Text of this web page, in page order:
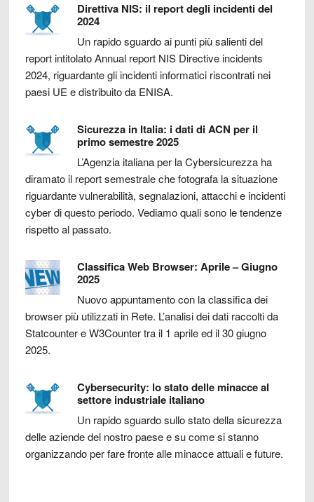
Direttiva NIS: il report degli incidenti del
2024
Un rapido sguardo ai punti più salienti del
report intitolato Annual report NIS Directive incidents
2024, riguardante gli incidenti informatici riscontrati nei
paesi UE e distribuito da ENISA.
Sicurezza in Italia: i dati di ACN per il
primo semestre 2025
L’Agenzia italiana per la Cybersicurezza ha
diramato il report semestrale che fotografa la situazione
riguardante vulnerabilità, segnalazioni, attacchi e incidenti
cyber di questo periodo. Vediamo quali sono le tendenze
rispetto al passato.
Classifica Web Browser: Aprile – Giugno
2025
Nuovo appuntamento con la classifica dei
browser più utilizzati in Rete. L’analisi dei dati raccolti da
Statcounter e W3Counter tra il 1 aprile ed il 30 giugno
2025.
Cybersecurity: lo stato delle minacce al
settore industriale italiano
Un rapido sguardo sullo stato della sicurezza
delle aziende del nostro paese e su come si stanno
organizzando per fare fronte alle minacce attuali e future.